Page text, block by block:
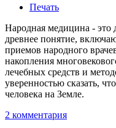
Печать
Народная медицина - это
древнее понятие,
приемов народного
накопления
лечебных средств и
уверенностью сказать,
человека на Земле.
2 комментария